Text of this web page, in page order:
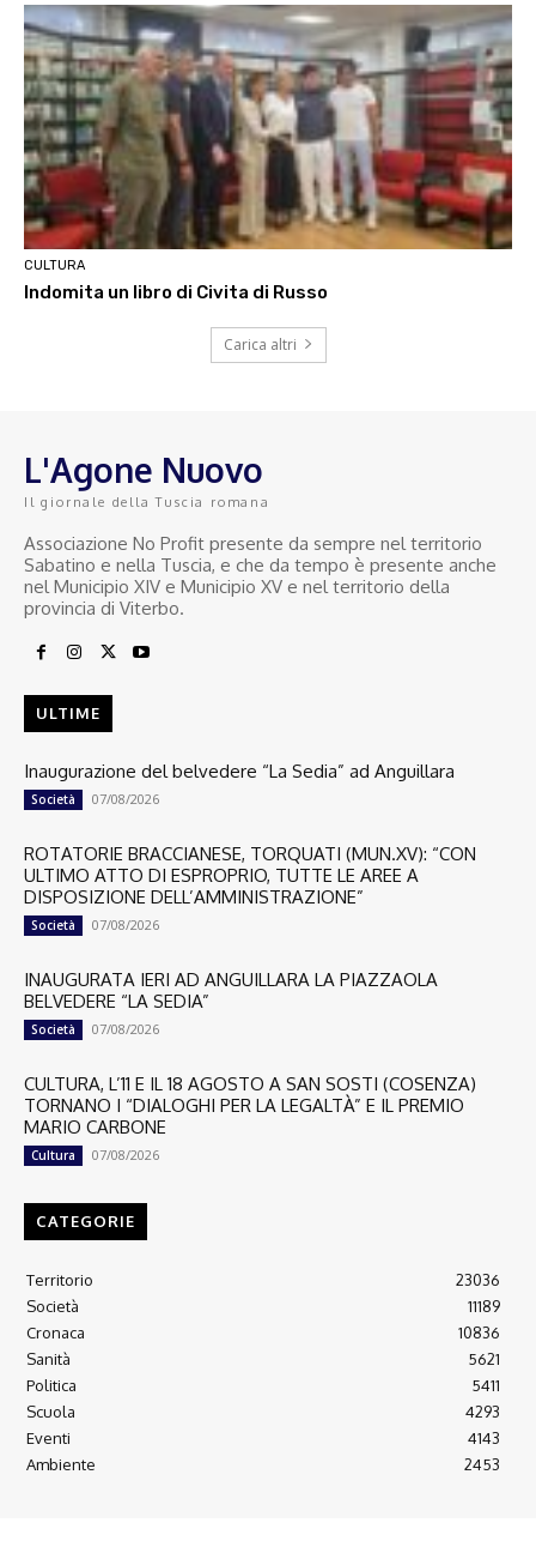
CULTURA
Indomita un libro di Civita di Russo
Carica altri
L'Agone Nuovo
Il giornale della Tuscia romana
Associazione No Profit presente da sempre nel territorio
Sabatino e nella Tuscia, e che da tempo è presente anche
nel Municipio XIV e Municipio XV e nel territorio della
provincia di Viterbo.
ULTIME
Inaugurazione del belvedere “La Sedia” ad Anguillara
Società 07/08/2026
ROTATORIE BRACCIANESE, TORQUATI (MUN.XV): “CON
ULTIMO ATTO DI ESPROPRIO, TUTTE LE AREE A
DISPOSIZIONE DELL’AMMINISTRAZIONE”
Società 07/08/2026
INAUGURATA IERI AD ANGUILLARA LA PIAZZAOLA
BELVEDERE “LA SEDIA”
Società 07/08/2026
CULTURA, L’11 E IL 18 AGOSTO A SAN SOSTI (COSENZA)
TORNANO I “DIALOGHI PER LA LEGALTÀ” E IL PREMIO
MARIO CARBONE
Cultura 07/08/2026
CATEGORIE
Territorio
23036
Società
11189
Cronaca
10836
Sanità
5621
Politica
5411
Scuola
4293
Eventi
4143
Ambiente
2453